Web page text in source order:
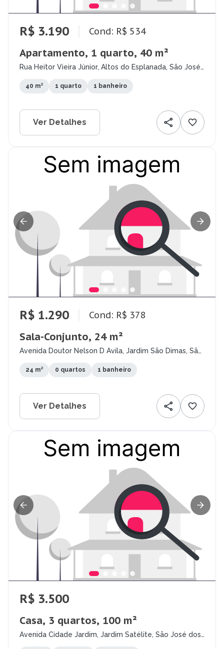
R$ 3.190 Cond: R$ 534
Apartamento, 1 quarto, 40 m²
Rua Heitor Vieira Júnior, Altos do Esplanada, São José
40 m² 1 quarto 1 banheiro
Ver Detalhes
R$ 1.290 Cond: R$ 378
Sala-Conjunto, 24 m²
Avenida Doutor Nelson D Avila, Jardim São Dimas, São
24 m² 0 quartos 1 banheiro
Ver Detalhes
R$ 3.500
Casa, 3 quartos, 100 m²
Avenida Cidade Jardim, Jardim Satélite, São José dos